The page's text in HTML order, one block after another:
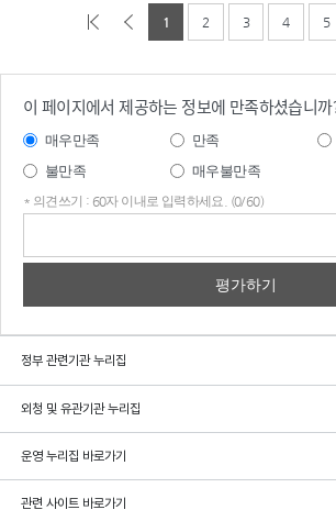
1 2 3 4 5
이 페이지에서 제공하는 정보에 만족하셨습니까
매우만족 만족
불만족
매우불만족
* 의견쓰기 : 60자 이내로 입력하세요. (0/60)
정부 관련기관 누리집
외청 및 유관기관 누리집
운영 누리집 바로가기
관련 사이트 바로가기